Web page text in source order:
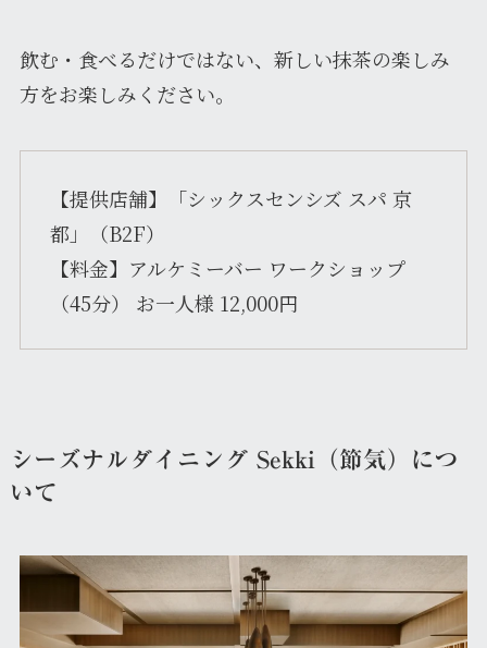
飲む・食べるだけではない、新しい抹茶の楽しみ
方をお楽しみください。
【提供店舗】「シックスセンシズ スパ 京
都」（B2F）
【料金】アルケミーバー ワークショップ
（45分） お一人様 12,000円
シーズナルダイニング Sekki（節気）につ
いて